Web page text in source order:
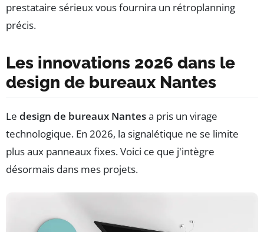
prestataire sérieux vous fournira un rétroplanning
précis.
Les innovations 2026 dans le
design de bureaux Nantes
Le design de bureaux Nantesa pris un virage
technologique. En 2026, la signalétique ne se limite
plus aux panneaux fixes. Voici ce que j'intègre
désormais dans mes projets.